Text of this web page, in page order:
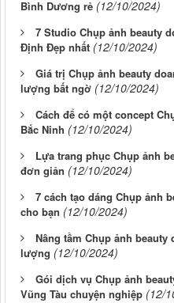
Bình Dương rẻ (12/10/2024)
7 Studio Chụp ảnh beauty
Định Đẹp nhất (12/10/2024)
Giá trị Chụp ảnh beauty
lượng bất ngờ (12/10/2024)
Cách để có một concept
Bắc Ninh (12/10/2024)
Lựa trang phục Chụp ảnh
đơn giản (12/10/2024)
7 cách tạo dáng Chụp ảnh
cho bạn (12/10/2024)
Nâng tầm Chụp ảnh beauty
lượng (12/10/2024)
Gói dịch vụ Chụp ảnh
Vũng Tàu chuyện nghiệp (12/